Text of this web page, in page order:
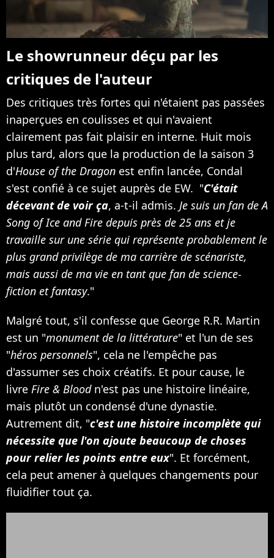
Le showrunneur déçu par les
critiques de l'auteur
Des critiques très fortes qui n'étaient pas passées
inaperçues en coulisses et qui n'avaient
clairement pas fait plaisir en interne. Huit mois
plus tard, alors que la production de la saison 3
d'House of the Dragon est enfin lancée, Condal
s'est confié à ce sujet auprès de EW. "C'était
décevant de voir ça, a-t-il admis. Je suis un fan de A
Song of Ice and Fire depuis près de 25 ans et je
travaille sur une série qui représente probablement le
plus grand privilège de ma carrière de scénariste,
mais aussi de ma vie en tant que fan de science-
fiction et fantasy."
Malgré tout, s'il confesse que George R.R. Martin
est un "monument de la littérature" et l'un de ses
"héros personnels", cela ne l'empêche pas
d'assumer ses choix créatifs. Et pour cause, le
livre Fire & Bloodn'est pas une histoire linéaire,
mais plutôt un condensé d'une dynastie.
Autrement dit, "c'est une histoire incomplète qui
nécessite que l'on ajoute beaucoup de choses
pour relier les points entre eux". Et forcément,
cela peut amener à quelques changements pour
fluidifier tout ça.